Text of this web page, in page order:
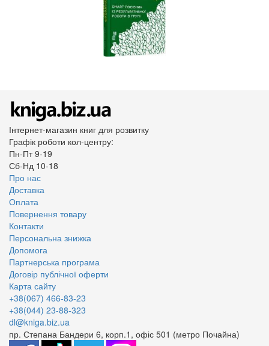
Інтернет-магазин книг для розвитку
Графік роботи кол-центру:
Пн-Пт 9-19
Сб-Нд 10-18
Про нас
Доставка
Оплата
Повернення товару
Контакти
Персональна знижка
Допомога
Партнерська програма
Договір публічної оферти
Карта сайту
+38(067) 466-83-23
+38(044) 23-88-323
dl@kniga.biz.ua
пр. Степана Бандери 6, корп.1, офіс 501 (метро Почайна)